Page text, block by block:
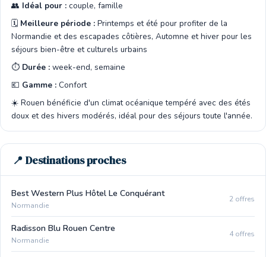
👥 Idéal pour : couple, famille
🗓️ Meilleure période : Printemps et été pour profiter de la
Normandie et des escapades côtières, Automne et hiver pour les
séjours bien-être et culturels urbains
⏱️ Durée : week-end, semaine
💶 Gamme : Confort
☀️ Rouen bénéficie d'un climat océanique tempéré avec des étés
doux et des hivers modérés, idéal pour des séjours toute l'année.
📍 Destinations proches
Best Western Plus Hôtel Le Conquérant
Normandie
2 offres
Radisson Blu Rouen Centre
Normandie
4 offres